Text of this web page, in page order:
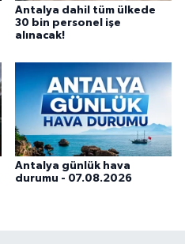
Antalya dahil tüm ülkede
30 bin personel işe
alınacak!
Antalya günlük hava
durumu - 07.08.2026